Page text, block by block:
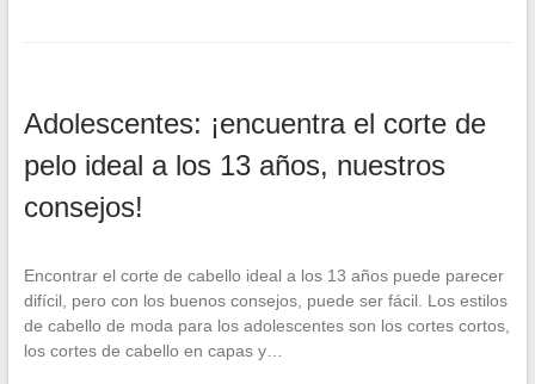
Adolescentes: ¡encuentra el corte de
pelo ideal a los 13 años, nuestros
consejos!
Encontrar el corte de cabello ideal a los 13 años puede parecer
difícil, pero con los buenos consejos, puede ser fácil. Los estilos
de cabello de moda para los adolescentes son los cortes cortos,
los cortes de cabello en capas y…